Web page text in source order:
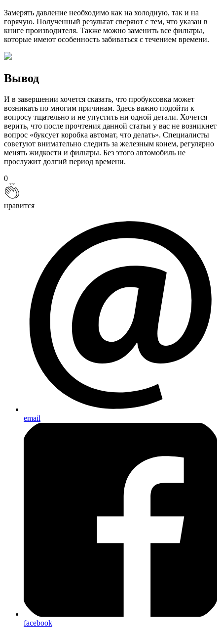
Замерять давление необходимо как на холодную, так и на
горячую. Полученный результат сверяют с тем, что указан в
книге производителя. Также можно заменить все фильтры,
которые имеют особенность забиваться с течением времени.
Вывод
И в завершении хочется сказать, что пробуксовка может
возникать по многим причинам. Здесь важно подойти к
вопросу тщательно и не упустить ни одной детали. Хочется
верить, что после прочтения данной статьи у вас не возникнет
вопрос «буксует коробка автомат, что делать». Специалисты
советуют внимательно следить за железным конем, регулярно
менять жидкости и фильтры. Без этого автомобиль не
прослужит долгий период времени.
0
нравится
email
facebook